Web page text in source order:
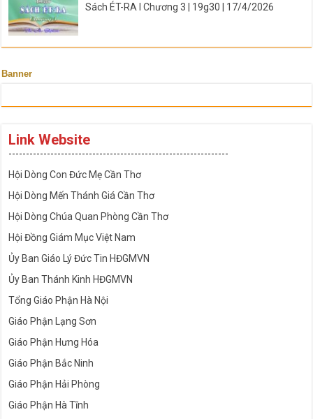
Sách ÉT-RA I Chương 3 | 19g30 | 17/4/2026
Banner
Link Website
---------------------------------------------------------------
Hội Dòng Con Đức Mẹ Cần Thơ
Hội Dòng Mến Thánh Giá Cần Thơ
Hội Dòng Chúa Quan Phòng Cần Thơ
Hội Đồng Giám Mục Việt Nam
Ủy Ban Giáo Lý Đức Tin HĐGMVN
Ủy Ban Thánh Kinh HĐGMVN
Tổng Giáo Phận Hà Nội
Giáo Phận Lạng Sơn
Giáo Phận Hưng Hóa
Giáo Phận Bắc Ninh
Giáo Phận Hải Phòng
Giáo Phận Hà Tĩnh